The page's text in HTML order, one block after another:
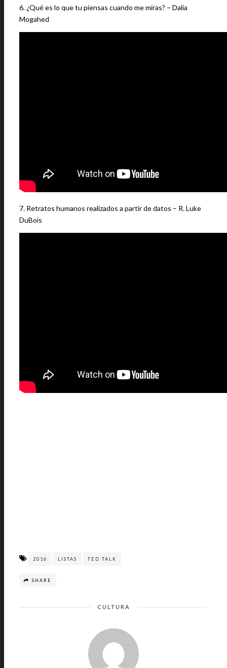
6. ¿Qué es lo que tu piensas cuando me miras? – Dalia
Mogahed
7. Retratos humanos realizados a partir de datos – R. Luke
DuBois
2016 LISTAS TED TALK
SHARE
CULTURA